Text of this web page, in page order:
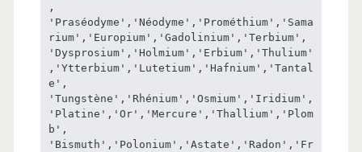
,
'Praséodyme','Néodyme','Prométhium','Sama
rium','Europium','Gadolinium','Terbium',
'Dysprosium','Holmium','Erbium','Thulium'
,'Ytterbium','Lutetium','Hafnium','Tantal
e',
'Tungstène','Rhénium','Osmium','Iridium',
'Platine','Or','Mercure','Thallium','Plom
b',
'Bismuth','Polonium','Astate','Radon','Fr